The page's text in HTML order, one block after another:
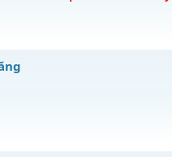
19h ngày 08/08/2626